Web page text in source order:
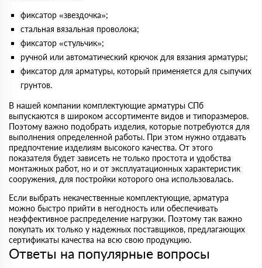
фиксатор «звездочка»;
стальная вязальная проволока;
фиксатор «стульчик»;
ручной или автоматический крючок для вязания арматуры;
фиксатор для арматуры, который применяется для сыпучих
грунтов.
В нашей компании комплектующие арматуры СПб
выпускаются в широком ассортименте видов и типоразмеров.
Поэтому важно подобрать изделия, которые потребуются для
выполнения определенной работы. При этом нужно отдавать
предпочтение изделиям высокого качества. От этого
показателя будет зависеть не только простота и удобства
монтажных работ, но и от эксплуатационных характеристик
сооружения, для постройки которого она использовалась.
Если выбрать некачественные комплектующие, арматура
можно быстро прийти в негодность или обеспечивать
неэффективное распределение нагрузки. Поэтому так важно
покупать их только у надежных поставщиков, предлагающих
сертификаты качества на всю свою продукцию.
Ответы на популярные вопросы